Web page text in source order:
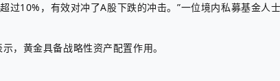
过10%，有效对冲了A股下跌的冲击。”一位境内私募基金人士
，黄金具备战略性资产配置作用。